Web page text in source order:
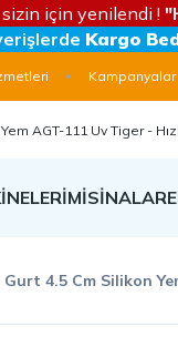
sizin için yenilendi !
Kargo
Kampanyalar
MİSİNALAR
4.5 Cm Silikon